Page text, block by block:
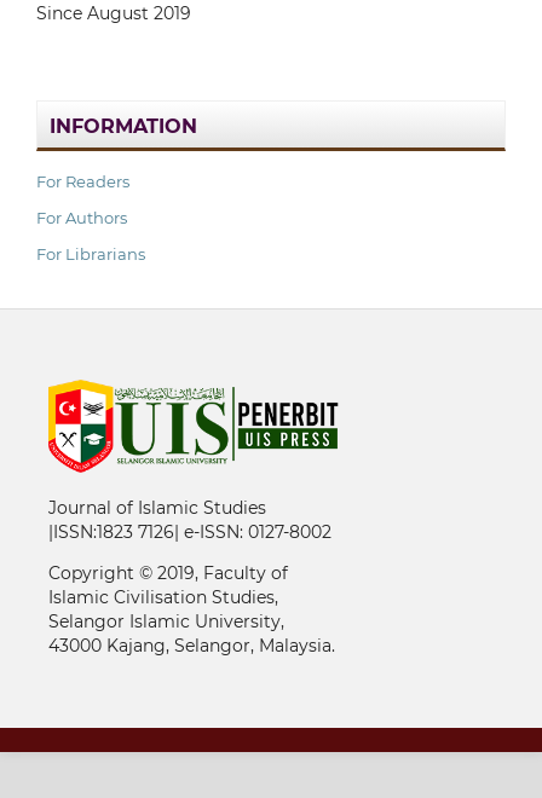
Since August 2019
INFORMATION
For Readers
For Authors
For Librarians
Journal of Islamic Studies
|ISSN:1823 7126| e-ISSN: 0127-8002
Copyright © 2019, Faculty of
Islamic Civilisation Studies,
Selangor Islamic University,
43000 Kajang, Selangor, Malaysia.